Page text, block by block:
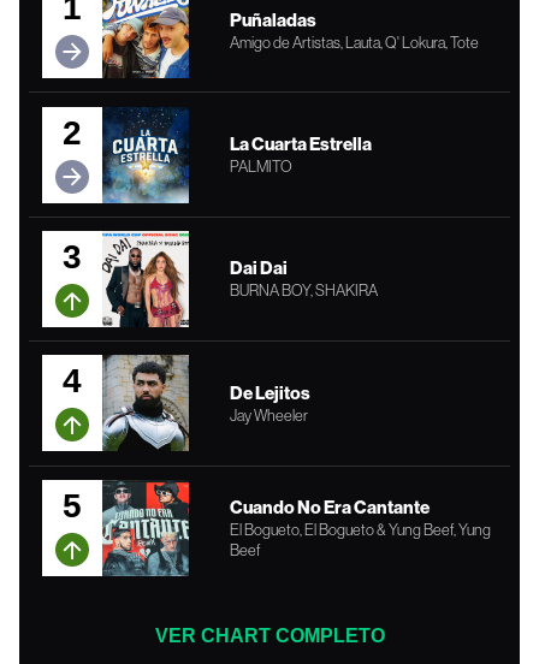
1 Puñaladas
Amigo de Artistas, Lauta, Q' Lokura, Tote
2 La Cuarta Estrella
PALMITO
3 Dai Dai
BURNA BOY, SHAKIRA
4 De Lejitos
Jay Wheeler
5 Cuando No Era Cantante
El Bogueto, El Bogueto & Yung Beef, Yung
Beef
VER CHART COMPLETO